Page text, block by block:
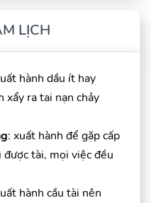
LỊCH
hành dầu ít hay
xẩy ra tai nạn chảy
: xuất hành để gặp cấp
tài, mọi việc đều
hành cầu tài nên